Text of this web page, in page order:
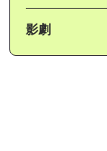
影劇